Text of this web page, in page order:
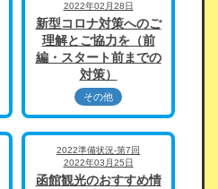
2022年02月28日
新型コロナ対策へのご
理解とご協力を（前
編・スタート前までの
対策）
その他
2022準備状況-第7回
2022年03月25日
函館観光のおすすめ情